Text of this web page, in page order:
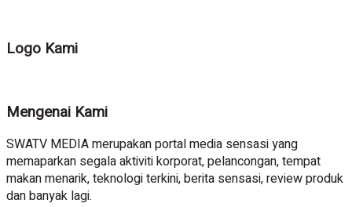
Logo Kami
Mengenai Kami
SWATV MEDIA merupakan portal media sensasi yang
memaparkan segala aktiviti korporat, pelancongan, tempat
makan menarik, teknologi terkini, berita sensasi, review produk
dan banyak lagi.